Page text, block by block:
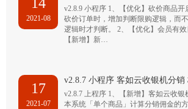
2021-08
v2.8.9 小程序 1、【优化】砍价商品
砍价订单时，增加判断限购逻辑，而
逻辑时才判断。 2、【优化】会员有效
【新增】新…
17
2021-07
v2.8.7 小程序 客如云收银机分销
v2.8.7 上程序 1、【新增】客如云收
本系统「单个商品」计算分销佣金的